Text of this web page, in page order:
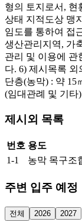
형의 토지로서, 현
상태 지적도상 맹
임도를 통하여 접
생산관리지역, 가
관리 및 이용에 관
다. 6) 제시목록
단층(농막) : 약 15
(임대관례 및 기타
제시외 목록
번호 용도
1-1
농막 목구조
주변 입주 예정
전체 2026 2027